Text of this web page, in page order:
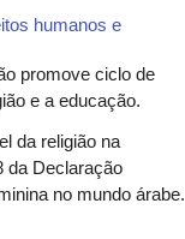
promove ciclo de
e a educação.
da religião na
da Declaração
no mundo árabe.